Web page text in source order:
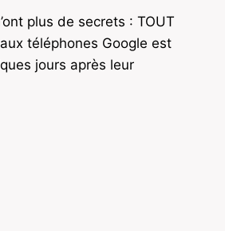
plus de secrets : TOUT
téléphones Google est
jours après leur